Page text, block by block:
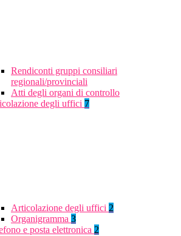
Rendiconti gruppi consiliari
regionali/provinciali
Atti degli organi di controllo
degli uffici 7
Articolazione degli uffici 2
Organigramma 3
e posta elettronica 2